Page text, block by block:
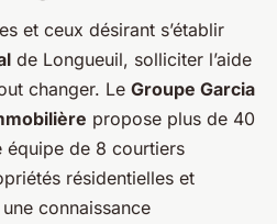
et ceux désirant s’établir
de Longueuil, solliciter l’aide
changer. Le Groupe Garcia
propose plus de 40
équipe de 8 courtiers
résidentielles et
connaissance